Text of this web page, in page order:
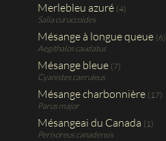
Merlebleu azuré (4)
Salia curuccoides
Mésange à longue queue (6)
Aegithalos caudatus
Mésange bleue (7)
Cyanistes caeruleus
Mésange charbonnière (17)
Parus major
Mésangeai du Canada (1)
Perisoreus canadensis